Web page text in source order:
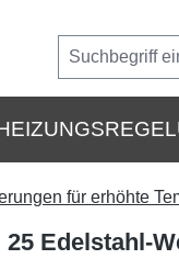
für erhöhte
Edelstahl-